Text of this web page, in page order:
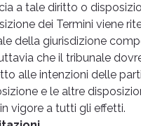
a tale diritto o
dei Termini viene
della giurisdizione
che il tribunale
alle intenzioni delle
e le altre
vigore a tutti gli effetti.